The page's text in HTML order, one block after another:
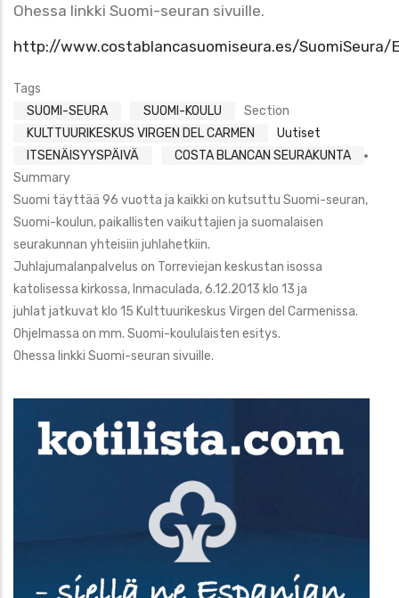
Ohessa linkki Suomi-seuran sivuille.
http://www.costablancasuomiseura.es/SuomiSeura/
Tags
SUOMI-SEURA
SUOMI-KOULU
KULTTUURIKESKUS VIRGEN DEL CARMEN
ITSENÄISYYSPÄIVÄ
COSTA BLANCAN SEURAKUNTA
Section
Uutiset
Summary
Suomi täyttää 96 vuotta ja kaikki on kutsuttu Suomi-seuran,
Suomi-koulun, paikallisten vaikuttajien ja suomalaisen
seurakunnan yhteisiin juhlahetkiin.
Juhlajumalanpalvelus on Torreviejan keskustan isossa
katolisessa kirkossa, Inmaculada, 6.12.2013 klo 13 ja
juhlat jatkuvat klo 15 Kulttuurikeskus Virgen del Carmenissa.
Ohjelmassa on mm. Suomi-koululaisten esitys.
Ohessa linkki Suomi-seuran sivuille.